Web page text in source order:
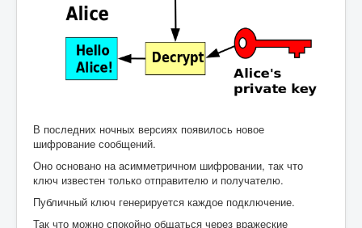
В последних ночных версиях появилось новое
шифрование сообщений.
Оно основано на асимметричном шифровании, так что
ключ известен только отправителю и получателю.
Публичный ключ генерируется каждое подключение.
Так что можно спокойно общаться через вражеские